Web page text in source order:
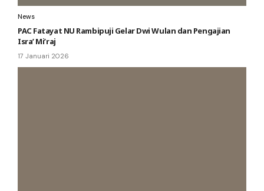
News
PAC Fatayat NU Rambipuji Gelar Dwi Wulan dan Pengajian
Isra’ Mi’raj
17 Januari 2026